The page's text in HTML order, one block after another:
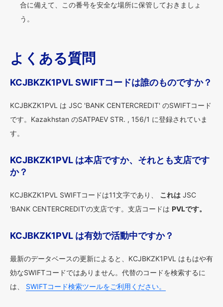
合に備えて、この番号を安全な場所に保管しておきましょ
う。
よくある質問
KCJBKZK1PVL SWIFTコードは誰のものですか？
KCJBKZK1PVL は JSC 'BANK CENTERCREDIT' のSWIFTコード
です。Kazakhstan のSATPAEV STR. , 156/1 に登録されていま
す。
KCJBKZK1PVL は本店ですか、それとも支店です
か？
KCJBKZK1PVL SWIFTコードは11文字であり、 これは JSC
'BANK CENTERCREDIT'の支店です。支店コードは PVLです。
KCJBKZK1PVL は有効で活動中ですか？
最新のデータベースの更新によると、KCJBKZK1PVL はもはや有
効なSWIFTコードではありません。代替のコードを検索するに
は、 SWIFTコード検索ツールをご利用ください。